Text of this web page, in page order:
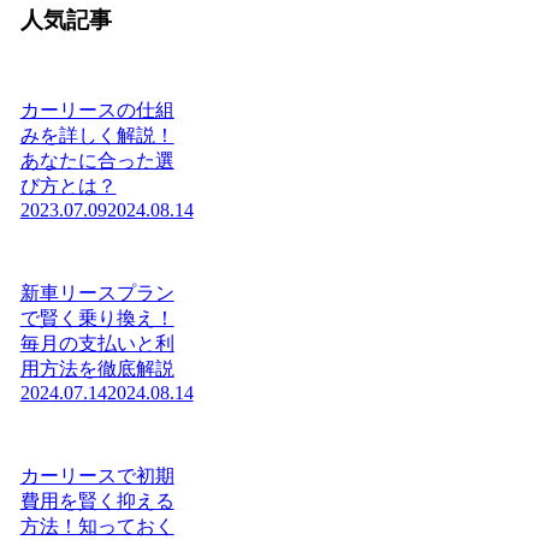
人気記事
カーリースの仕組
みを詳しく解説！
あなたに合った選
び方とは？
2023.07.092024.08.14
新車リースプラン
で賢く乗り換え！
毎月の支払いと利
用方法を徹底解説
2024.07.142024.08.14
カーリースで初期
費用を賢く抑える
方法！知っておく